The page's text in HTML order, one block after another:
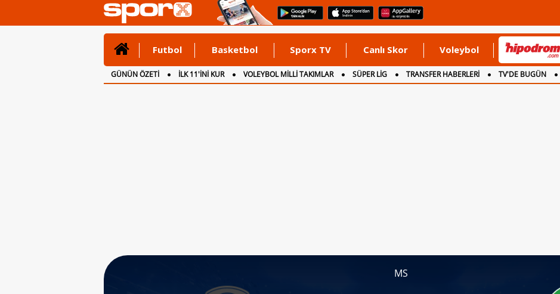
Futbol Basketbol Sporx TV Canlı Skor Voleybol
GÜNÜN ÖZETİ İLK 11'İNİ KUR VOLEYBOL MİLLİ TAKIMLAR SÜPER LİG TRANSFER HABERLERİ TV'DE BUGÜN
CANLI ANLATIM
İNGİLTERE
MS